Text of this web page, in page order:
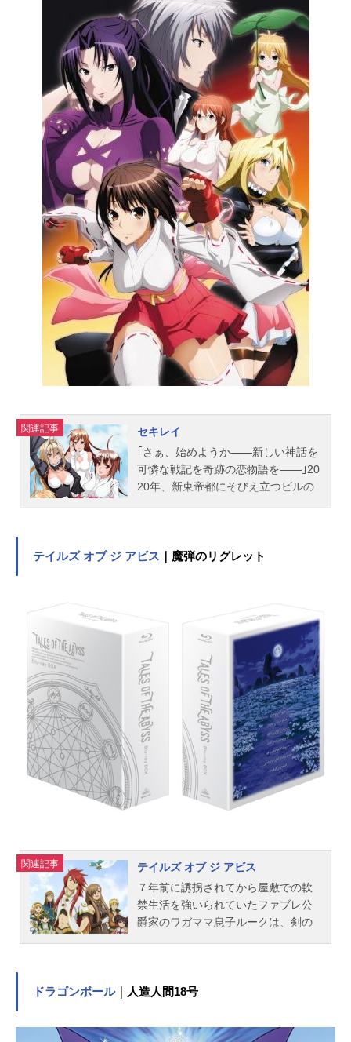
は確実に暗雲が迫っていた…。六軒
島大量殺人事件（１９８６年１０月
４日～５日）速度の遅い台風によっ
て、島に足止めされたのは１８人。
電話も無線も故障し、隔絶された島
に閉じ込められた。彼らを襲う血も
凍る連続殺人、大量殺人、猟奇の殺
人。台風が去れば船が来るだろう。
警察も来てくれる。船着場を賑わせ
ていたうみねこたちも帰ってくる。
そうさ、警察が来れば全てを解決し
てくれる。俺たちが何もしなくと
も、うみねこのなく頃に、全て。…
うみねこのなく頃に、ひとりでも生
き残っていればね…？貴方に期待す
るのは犯人探しでも推理でもない。
貴方が“私”をいつ信じてくれるのか。
ただそれだけ。推理がしたければす
ればいい。答えがあると信じて求め
続けるがいい。貴方が“魔女”を信じら
れるまで続く、これは永遠の拷問。
作品名うみねこのなく頃に放送形態T
Vアニメシリーズうみねこのなく...
関連記事
セキレイ
｢さぁ、始めようか――新しい神話を
可憐な戦記を奇跡の恋物語を――｣20
20年、新東帝都にそびえ立つビルの
可憐な戦士たちは、自らの主・葦牙
後の一羽と成る為に。｢ごめん、今年
もダメだった・・・｣憧れの都会に上
京したものの、大学受験に失敗した
さえない浪人生・佐橋皆人。彼は、
やりたい事も無く・親しい友人もお
らず・ましてや彼女なんているわけ
もない、いわゆるヘタレ。しかもそ
の日、2浪が決定したばかりだった。
厳しい現実に、落ち込みながら帰路
に付く皆人。そんな彼の前に、突
然、空から謎の美少女が降ってき
た。彼女の名は“結”。自らを“セキレ
イ”と名乗る彼女は、運命の相手“葦
｢私、皆人さんのために闘います!｣そ
して皆人と結の絆が刻まれたとき、
物語は動き始める――これは、人と
セキレイが織り成す、新しい神話こ
れは、セキレイ達が繰り広げる、可
作品名セキレイ放送形態TVアニメス
テイルズ オブ ジ アビス ｜魔弾のリグレット
関連記事
テイルズ オブ ジ アビス
７年前に誘拐されてから屋敷での軟
禁生活を強いられていたファブレ公
爵家のワガママ息子ルークは、剣の
ティアと超振動を起して、敵国のマ
拐以前の記憶がないため、初めて触
ドラゴンボール｜人造人間18号